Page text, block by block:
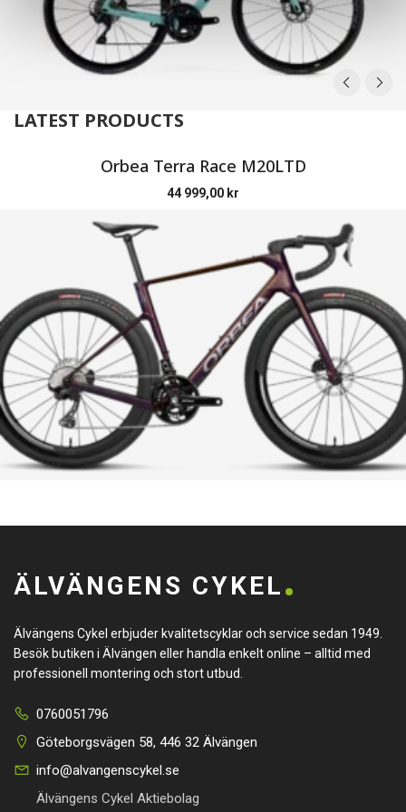
LATEST PRODUCTS
Orbea Terra Race M20LTD
44 999,00 kr
ÄLVÄNGENS CYKEL
Älvängens Cykel erbjuder kvalitetscyklar och service sedan 1949.
Besök butiken i Älvängen eller handla enkelt online – alltid med
professionell montering och stort utbud.
0760051796
Göteborgsvägen 58, 446 32 Älvängen
info@alvangenscykel.se
Älvängens Cykel Aktiebolag